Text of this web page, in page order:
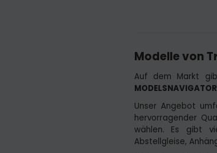
Modelle von
Auf dem Markt
MODELSNAVIGATOR
Unser Angebot
hervorragender
wählen. Es gibt
Abstellgleise,